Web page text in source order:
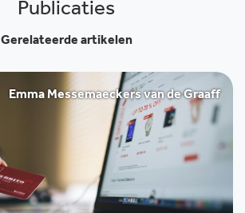
Publicaties
Gerelateerde artikelen
Emma Messemaeckers van de Graaff